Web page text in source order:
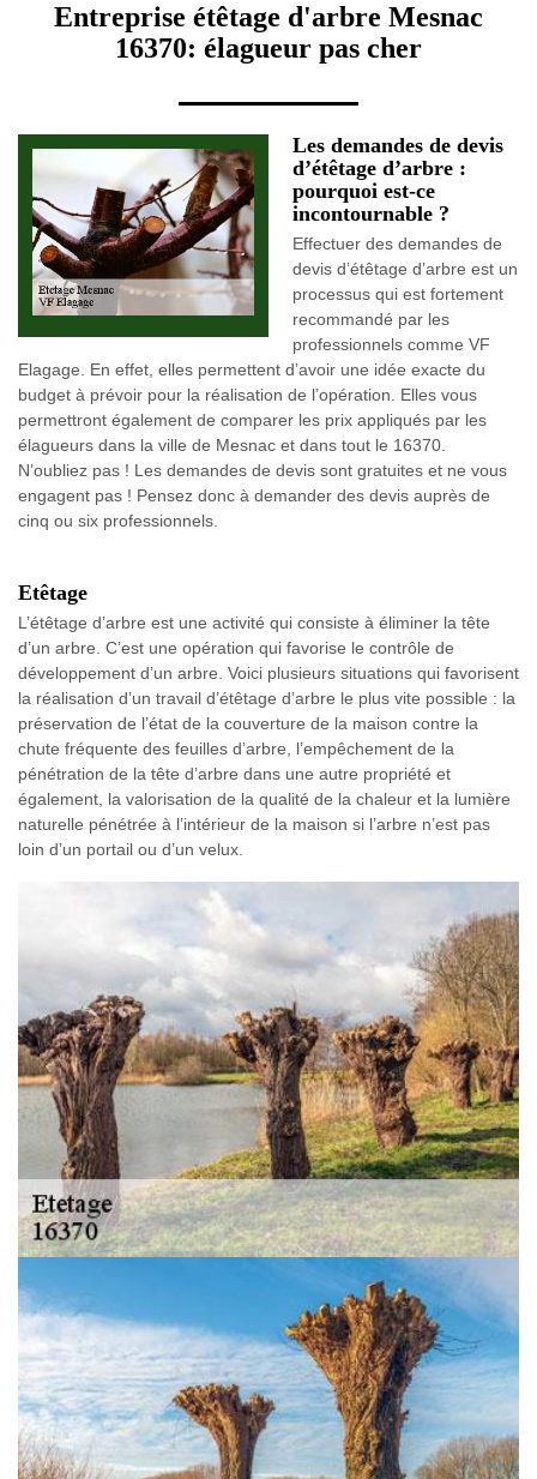
Entreprise étêtage d'arbre Mesnac
16370: élagueur pas cher
Les demandes de devis
d’étêtage d’arbre :
pourquoi est-ce
incontournable ?
Effectuer des demandes de
devis d’étêtage d’arbre est un
processus qui est fortement
recommandé par les
professionnels comme VF
Elagage. En effet, elles permettent d’avoir une idée exacte du
budget à prévoir pour la réalisation de l’opération. Elles vous
permettront également de comparer les prix appliqués par les
élagueurs dans la ville de Mesnac et dans tout le 16370.
N’oubliez pas ! Les demandes de devis sont gratuites et ne vous
engagent pas ! Pensez donc à demander des devis auprès de
cinq ou six professionnels.
Etêtage
L’étêtage d’arbre est une activité qui consiste à éliminer la tête
d’un arbre. C’est une opération qui favorise le contrôle de
développement d’un arbre. Voici plusieurs situations qui favorisent
la réalisation d’un travail d’étêtage d’arbre le plus vite possible : la
préservation de l’état de la couverture de la maison contre la
chute fréquente des feuilles d’arbre, l’empêchement de la
pénétration de la tête d’arbre dans une autre propriété et
également, la valorisation de la qualité de la chaleur et la lumière
naturelle pénétrée à l’intérieur de la maison si l’arbre n’est pas
loin d’un portail ou d’un velux.